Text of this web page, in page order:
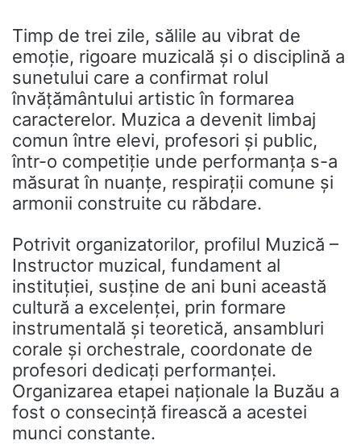
Timp de trei zile, sălile au vibrat de
emoție, rigoare muzicală și o disciplină a
sunetului care a confirmat rolul
învățământului artistic în formarea
caracterelor. Muzica a devenit limbaj
comun între elevi, profesori și public,
într-o competiție unde performanța s-a
măsurat în nuanțe, respirații comune și
armonii construite cu răbdare.
Potrivit organizatorilor, profilul Muzică –
Instructor muzical, fundament al
instituției, susține de ani buni această
cultură a excelenței, prin formare
instrumentală și teoretică, ansambluri
corale și orchestrale, coordonate de
profesori dedicați performanței.
Organizarea etapei naționale la Buzău a
fost o consecință firească a acestei
munci constante.